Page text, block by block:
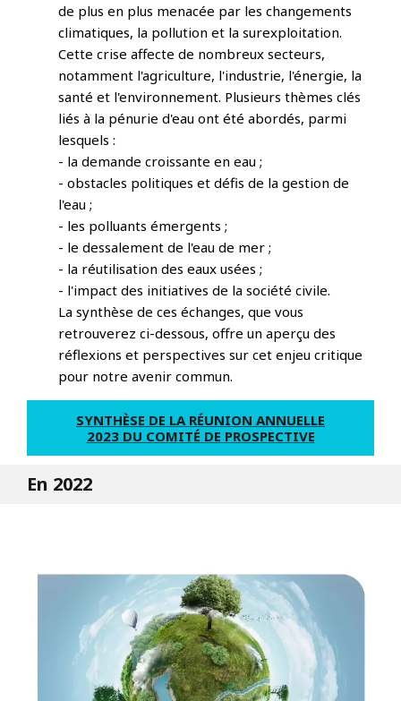
de plus en plus menacée par les changements
climatiques, la pollution et la surexploitation.
Cette crise affecte de nombreux secteurs,
notamment l'agriculture, l'industrie, l'énergie, la
santé et l'environnement. Plusieurs thèmes clés
liés à la pénurie d'eau ont été abordés, parmi
lesquels :
- la demande croissante en eau ;
- obstacles politiques et défis de la gestion de
l'eau ;
- les polluants émergents ;
- le dessalement de l'eau de mer ;
- la réutilisation des eaux usées ;
- l'impact des initiatives de la société civile.
La synthèse de ces échanges, que vous
retrouverez ci-dessous, offre un aperçu des
réflexions et perspectives sur cet enjeu critique
pour notre avenir commun.
SYNTHÈSE DE LA RÉUNION ANNUELLE
2023 DU COMITÉ DE PROSPECTIVE
En 2022